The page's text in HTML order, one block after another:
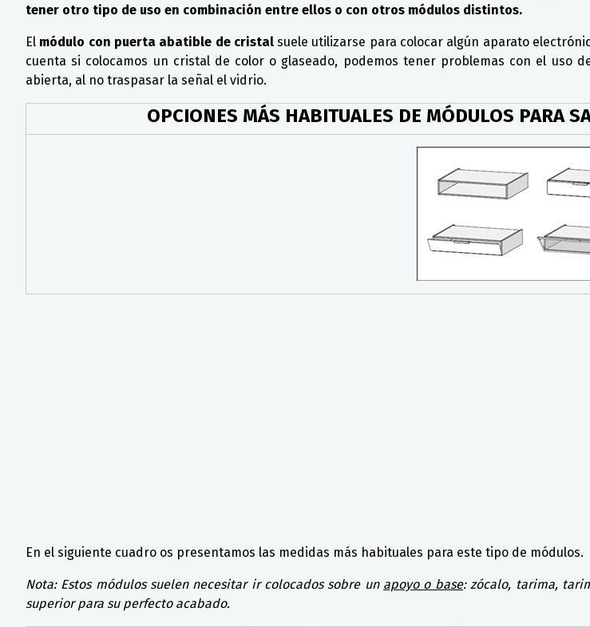
tener otro tipo de uso en combinación entre ellos o con otros módulos distintos.
El módulo con puerta abatible de cristalsuele utilizarse para colocar algún aparato
cuenta si colocamos un cristal de color o glaseado, podemos tener problemas con el
abierta, al no traspasar la señal el vidrio.
OPCIONES MÁS HABITUALES DE MÓDULOS PARA
En el siguiente cuadro os presentamos las medidas más habituales para este tipo de módulos.
Nota: Estos módulos suelen necesitar ir colocados sobre un apoyo o base: zócalo, tarima,
superior para su perfecto acabado.